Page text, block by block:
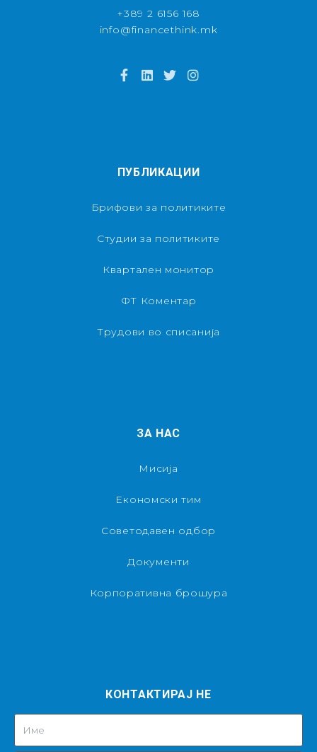
+389 2 6156 168
info@financethink.mk
ПУБЛИКАЦИИ
Брифови за политиките
Студии за политиките
Квартален монитор
ФТ Коментар
Трудови во списанија
ЗА НАС
Мисија
Економски тим
Советодавен одбор
Документи
Корпоративна брошура
КОНТАКТИРАЈ НЕ